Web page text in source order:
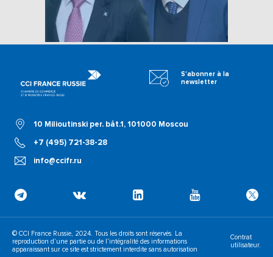
10 Milioutinski per. bât.1, 101000 Moscou
+7 (495) 721-38-28
info@ccifr.ru
S'abonner à la
newsletter
© CCI France Russie, 2024. Tous les droits sont réservés. La
reproduction d’une partie ou de l’intégralité des informations
apparaissant sur ce site est strictement interdite sans autorisation
Contrat
utilisateur.